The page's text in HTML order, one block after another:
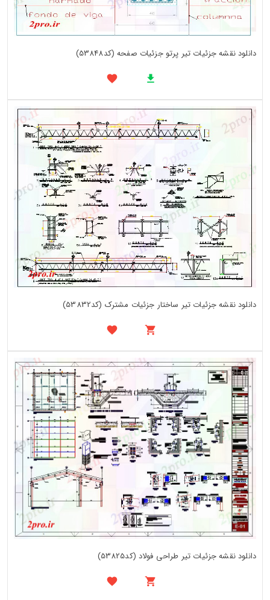
دانلود نقشه جزئیات تیر پرتو جزئیات صفحه (کد53848)
دانلود نقشه جزئیات تیر ساختار جزئیات مشترک (کد53832)
دانلود نقشه جزئیات تیر طراحی فولاد (کد53825)